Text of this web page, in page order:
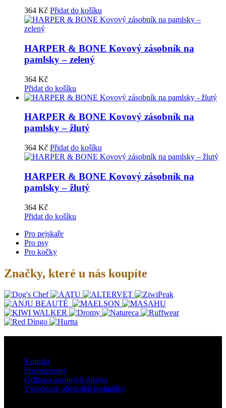
364 Kč Přidat do košíku
HARPER & BONE Kovový zásobník na
pamlsky – zelený
364 Kč
Přidat do košíku
HARPER & BONE Kovový zásobník na
pamlsky – žlutý
364 Kč Přidat do košíku
HARPER & BONE Kovový zásobník na
pamlsky – žlutý
364 Kč
Přidat do košíku
Pro pejskaře
Pro psy
Pro kočky
Značky, které u nás koupíte
Kontakt
Provozovatel
Ochrana osobných údajov
Všeobecné obchodní podmínky